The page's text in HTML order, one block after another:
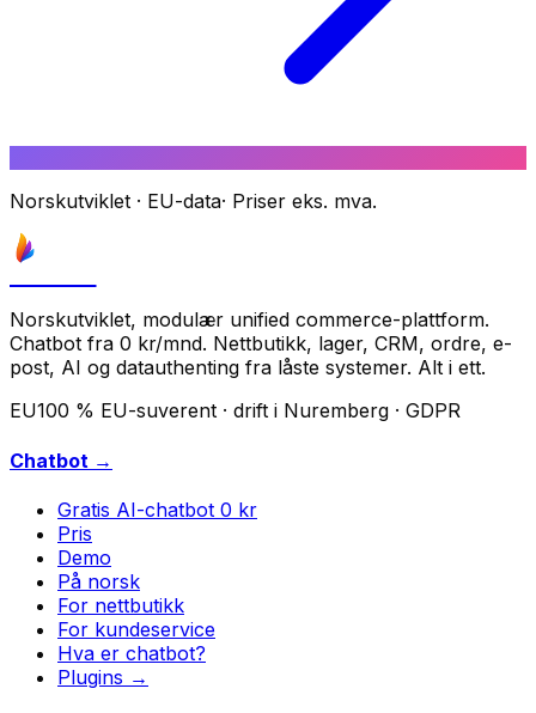
Norskutviklet · EU-data· Priser eks. mva.
Norskutviklet, modulær unified commerce-plattform.
Chatbot fra 0 kr/mnd. Nettbutikk, lager, CRM, ordre, e-
post, AI og datauthenting fra låste systemer. Alt i ett.
EU100 % EU-suverent · drift i Nuremberg · GDPR
Chatbot →
Gratis AI-chatbot 0 kr
Pris
Demo
På norsk
For nettbutikk
For kundeservice
Hva er chatbot?
Plugins →